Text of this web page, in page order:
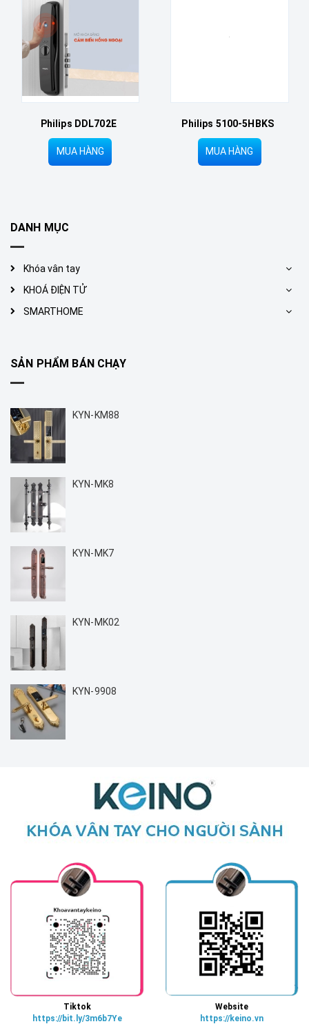
Philips DDL702E
MUA HÀNG
Philips 5100-5HBKS
MUA HÀNG
DANH MỤC
Khóa vân tay
KHOÁ ĐIỆN TỬ
SMARTHOME
SẢN PHẨM BÁN CHẠY
KYN-KM88
KYN-MK8
KYN-MK7
KYN-MK02
KYN-9908
Tiktok
https://bit.ly/3m6b7Ye
Website
https://keino.vn